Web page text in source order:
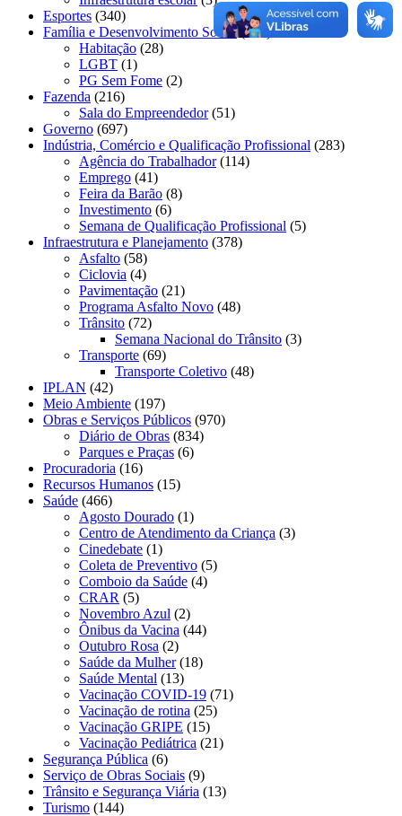
Esportes (340)
Família e Desenvolvimento Social(230)
Habitação (28)
LGBT (1)
PG Sem Fome (2)
Fazenda (216)
Sala do Empreendedor(51)
Governo (697)
Indústria, Comércio e Qualificação Profissional (283)
Agência do Trabalhador(114)
Emprego (41)
Feira da Barão (8)
Investimento (6)
Semana de Qualificação Profissional (5)
Infraestrutura e Planejamento (378)
Asfalto (58)
Ciclovia (4)
Pavimentação (21)
Programa Asfalto Novo (48)
Trânsito (72)
Semana Nacional do Trânsito (3)
Transporte (69)
Transporte Coletivo (48)
IPLAN (42)
Meio Ambiente (197)
Obras e Serviços Públicos (970)
Diário de Obras (834)
Parques e Praças (6)
Procuradoria (16)
Recursos Humanos (15)
Saúde (466)
Agosto Dourado (1)
Centro de Atendimento da Criança (3)
Cinedebate (1)
Coleta de Preventivo (5)
Comboio da Saúde (4)
CRAR (5)
Novembro Azul (2)
Ônibus da Vacina (44)
Outubro Rosa (2)
Saúde da Mulher(18)
Saúde Mental (13)
Vacinação COVID-19 (71)
Vacinação de rotina (25)
Vacinação GRIPE (15)
Vacinação Pediátrica (21)
Segurança Pública (6)
Serviço de Obras Sociais (9)
Trânsito e Segurança Viária (13)
Turismo (144)